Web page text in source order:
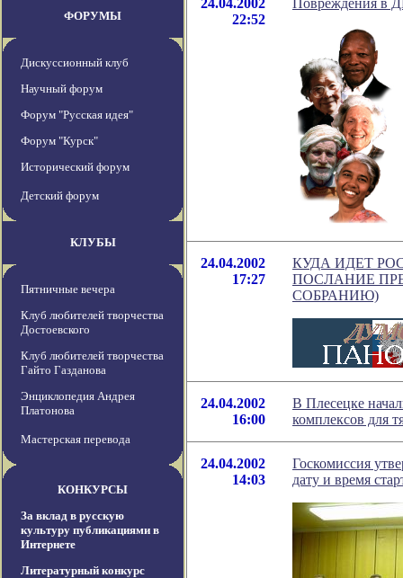
ФОРУМЫ
Дискуссионный клуб
Научный форум
Форум "Русская идея"
Форум "Курск"
Исторический форум
Детский форум
КЛУБЫ
Пятничные вечера
Клуб любителей творчества
Достоевского
Клуб любителей творчества
Гайто Газданова
Энциклопедия Андрея
Платонова
Мастерская перевода
КОНКУРСЫ
За вклад в русскую
культуру публикациями в
Интернете
Литературный конкурс
24.04.2002
22:52
Повреждения в
24.04.2002
17:27
КУДА ИДЕТ
ПОСЛАНИЕ
СОБРАНИЮ)
24.04.2002
16:00
В Плесецке
комплексов для
24.04.2002
14:03
Госкомиссия
дату и время